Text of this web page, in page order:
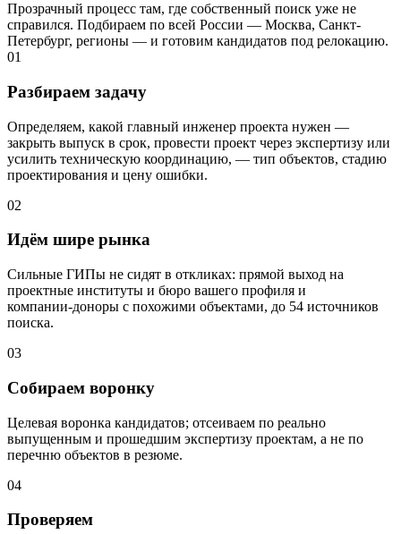
Прозрачный процесс там, где собственный поиск уже не
справился. Подбираем по всей России — Москва, Санкт-
Петербург, регионы — и готовим кандидатов под релокацию.
01
Разбираем задачу
Определяем, какой главный инженер проекта нужен —
закрыть выпуск в срок, провести проект через экспертизу или
усилить техническую координацию, — тип объектов, стадию
проектирования и цену ошибки.
02
Идём шире рынка
Сильные ГИПы не сидят в откликах: прямой выход на
проектные институты и бюро вашего профиля и
компании‑доноры с похожими объектами, до 54 источников
поиска.
03
Собираем воронку
Целевая воронка кандидатов; отсеиваем по реально
выпущенным и прошедшим экспертизу проектам, а не по
перечню объектов в резюме.
04
Проверяем